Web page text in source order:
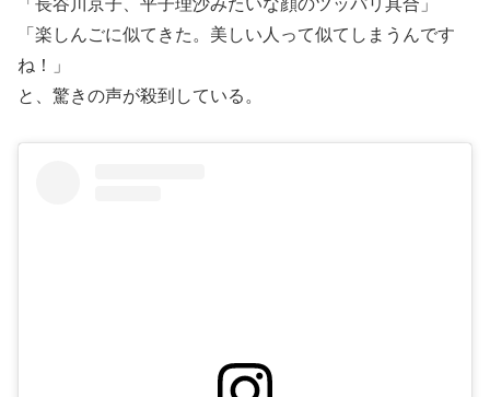
「楽しんごに似てきた。美しい人って似てしまうんです
ね！」
と、驚きの声が殺到している。